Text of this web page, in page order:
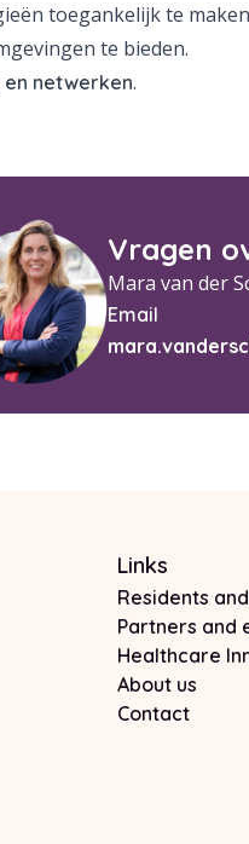
toegankelijk te
te bieden.
netwerken.
Vragen
Mara van der
Email
Links
Residents
Partners and
Healthcare
About us
Contact